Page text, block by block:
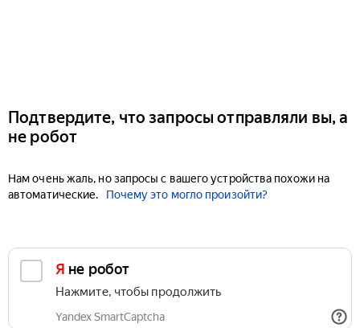
Подтвердите, что запросы отправляли вы, а
не робот
Нам очень жаль, но запросы с вашего устройства похожи на
автоматические.
Почему это могло произойти?
Я не робот
Нажмите, чтобы продолжить
Yandex SmartCaptcha